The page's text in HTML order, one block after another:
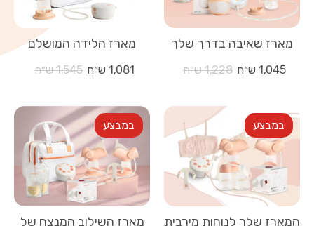
שימוש בחזיית שאיבה לשאיבה דו-צדדית עם אנבלה
מרכז הידע
טיפים וטריקים לשאיבה
מארז שאיבה בדרך שלך
1,045 ש״ח
מחיר
1,228 ש״ח
מארז הלידה המושלם
1,081 ש״ח
מחיר
1,545 ש״ח
המארז שלך לנוחות מירבית
במבצע
מארז השילוב המנצח של
במבצע